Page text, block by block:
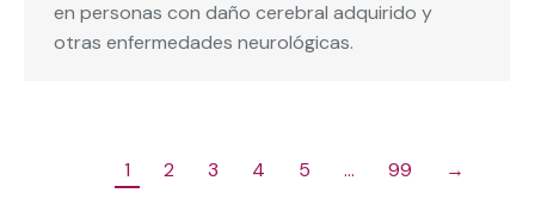
en personas con daño cerebral adquirido y
otras enfermedades neurológicas.
1 2 3 4 5 … 99 →